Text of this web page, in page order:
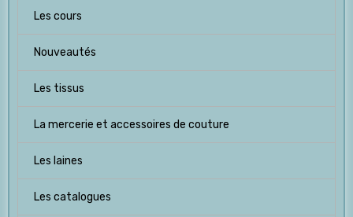
Les cours
Nouveautés
Les tissus
La mercerie et accessoires de couture
Les laines
Les catalogues